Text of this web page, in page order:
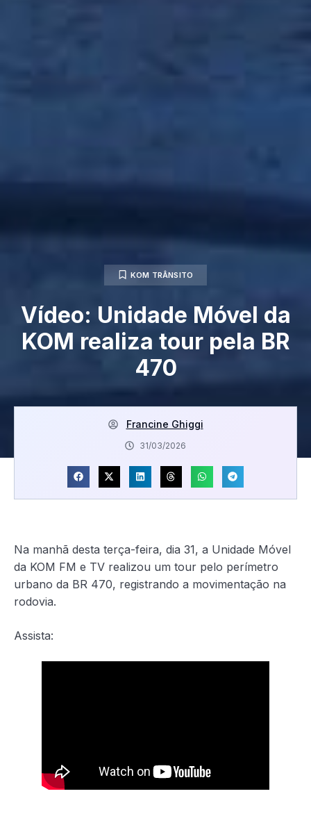
KOM TRÂNSITO
Vídeo: Unidade Móvel da
KOM realiza tour pela BR
470
Francine Ghiggi
31/03/2026
Na manhã desta terça-feira, dia 31, a Unidade Móvel
da KOM FM e TV realizou um tour pelo perímetro
urbano da BR 470, registrando a movimentação na
rodovia.
Assista: